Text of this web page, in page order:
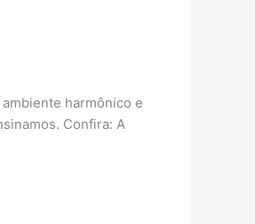
harmônico e
Confira: A